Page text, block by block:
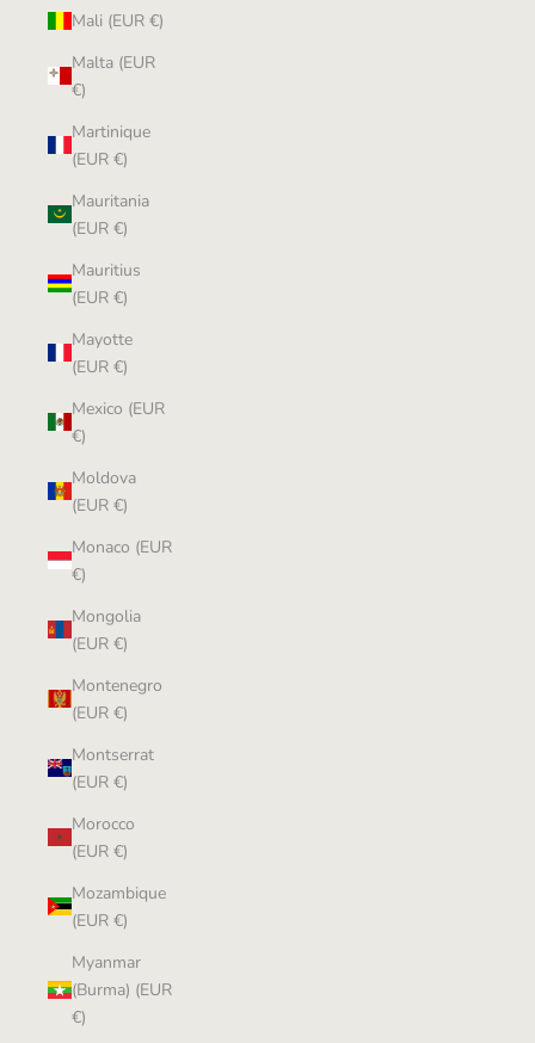
Mali (EUR €)
Malta (EUR
€)
Martinique
(EUR €)
Mauritania
(EUR €)
Mauritius
(EUR €)
Mayotte
(EUR €)
Mexico (EUR
€)
Moldova
(EUR €)
Monaco (EUR
€)
Mongolia
(EUR €)
Montenegro
(EUR €)
Montserrat
(EUR €)
Morocco
(EUR €)
Mozambique
(EUR €)
Myanmar
(Burma) (EUR
€)